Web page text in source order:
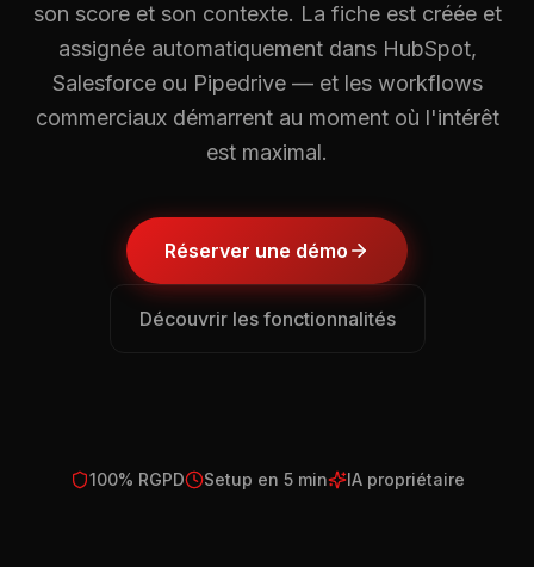
son score et son contexte. La fiche est créée et
assignée automatiquement dans HubSpot,
Salesforce ou Pipedrive — et les workflows
commerciaux démarrent au moment où l'intérêt
est maximal.
Réserver une démo
Découvrir les fonctionnalités
100% RGPD Setup en 5 min IA propriétaire